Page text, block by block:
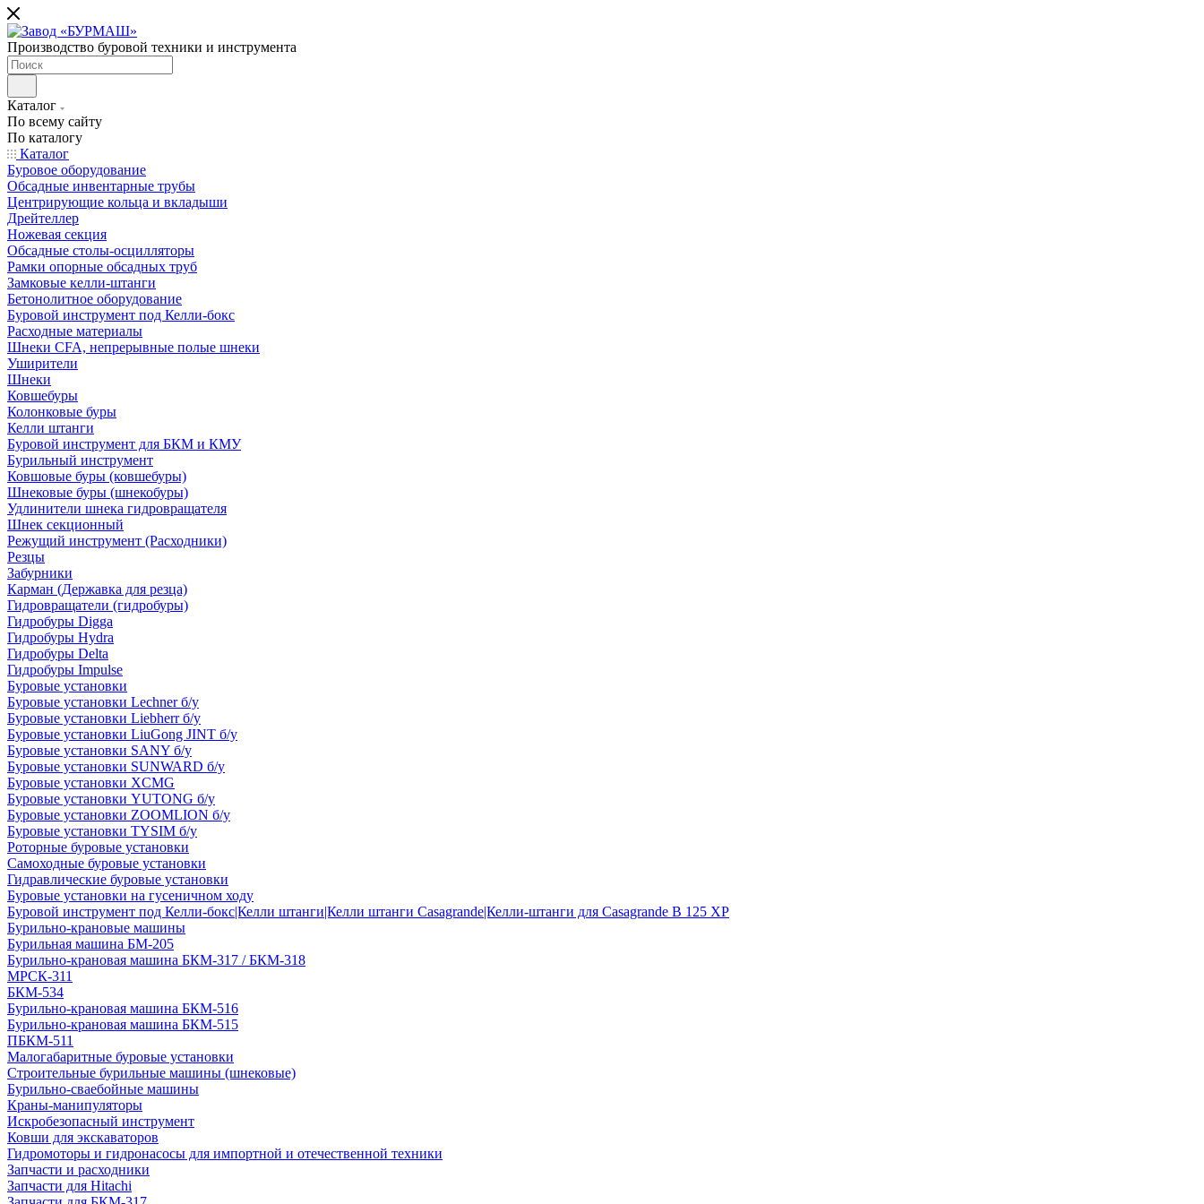
Производство буровой техники и инструмента
Каталог
По всему сайту
По каталогу
Каталог
Буровое оборудование
Обсадные инвентарные трубы
Центрирующие кольца и вкладыши
Дрейтеллер
Ножевая секция
Обсадные столы-осцилляторы
Рамки опорные обсадных труб
Замковые келли-штанги
Бетонолитное оборудование
Буровой инструмент под Келли-бокс
Расходные материалы
Шнеки CFA, непрерывные полые шнеки
Уширители
Шнеки
Ковшебуры
Колонковые буры
Келли штанги
Буровой инструмент для БКМ и КМУ
Бурильный инструмент
Ковшовые буры (ковшебуры)
Шнековые буры (шнекобуры)
Удлинители шнека гидровращателя
Шнек секционный
Режущий инструмент (Расходники)
Резцы
Забурники
Карман (Державка для резца)
Гидровращатели (гидробуры)
Гидробуры Digga
Гидробуры Hydra
Гидробуры Delta
Гидробуры Impulse
Буровые установки
Буровые установки Lechner б/у
Буровые установки Liebherr б/у
Буровые установки LiuGong JINT б/у
Буровые установки SANY б/у
Буровые установки SUNWARD б/у
Буровые установки XCMG
Буровые установки YUTONG б/у
Буровые установки ZOOMLION б/у
Буровые установки TYSIM б/у
Роторные буровые установки
Самоходные буровые установки
Гидравлические буровые установки
Буровые установки на гусеничном ходу
Буровой инструмент под Келли-бокс|Келли штанги|Келли штанги Casagrande|Келли-штанги для Casagrande B 125 XP
Бурильно-крановые машины
Бурильная машина БМ-205
Бурильно-крановая машина БКМ-317 / БКМ-318
МРСК-311
БКМ-534
Бурильно-крановая машина БКМ-516
Бурильно-крановая машина БКМ-515
ПБКМ-511
Малогабаритные буровые установки
Строительные бурильные машины (шнековые)
Бурильно-сваебойные машины
Краны-манипуляторы
Искробезопасный инструмент
Ковши для экскаваторов
Гидромоторы и гидронасосы для импортной и отечественной техники
Запчасти и расходники
Запчасти для Hitachi